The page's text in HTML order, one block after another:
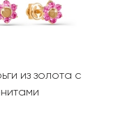
из золота с